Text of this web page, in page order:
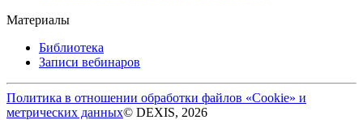
Материалы
Библиотека
Записи вебинаров
Политика в отношении обработки файлов «Cookie» и
метрических данных© DEXIS, 2026